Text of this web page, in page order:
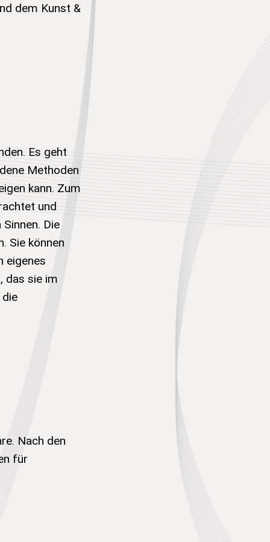
dem Kunst &
Es geht
Methoden
kann. Zum
und
Die
Sie können
eigenes
das sie im
Nach den
für